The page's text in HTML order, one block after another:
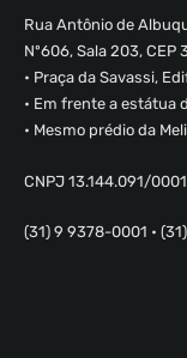
Rua Antônio de
Nº606, Sala 203, CEP
• Praça da Savassi,
• Em frente a estátua
• Mesmo prédio da
CNPJ 13.144.091/
(31) 9 9378-0001 •